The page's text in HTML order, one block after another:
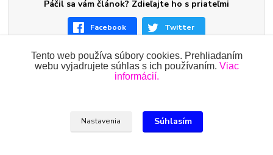
Páčil sa vám článok? Zdieľajte ho s priateľmi
Facebook Twitter
Ing.Miroslava Dvorščáková, Kružlová 110, 090 02 Kružlová,
Tento web používa súbory cookies. Prehliadaním
webu vyjadrujete súhlas s ich používaním. Viac
informácií.
Nastavenia Súhlasím